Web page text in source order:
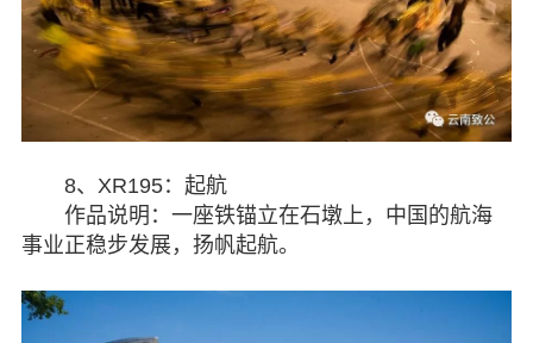
8、XR195：起航
作品说明：一座铁锚立在石墩上，中国的航海
事业正稳步发展，扬帆起航。